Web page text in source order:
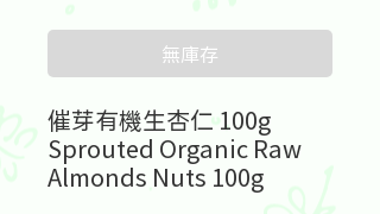
無庫存
催芽有機生杏仁 100g
Sprouted Organic Raw
Almonds Nuts 100g